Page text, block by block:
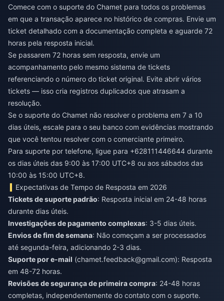
Comece com o suporte do Chamet para todos os problemas
em que a transação aparece no histórico de compras. Envie um
ticket detalhado com a documentação completa e aguarde 72
horas pela resposta inicial.
Se passarem 72 horas sem resposta, envie um
acompanhamento pelo mesmo sistema de tickets
referenciando o número do ticket original. Evite abrir vários
tickets — isso cria registros duplicados que atrasam a
resolução.
Se o suporte do Chamet não resolver o problema em 7 a 10
dias úteis, escale para o seu banco com evidências mostrando
que você tentou resolver com o comerciante primeiro.
Para suporte por telefone, ligue para +628111446644 durante
os dias úteis das 9:00 às 17:00 UTC+8 ou aos sábados das
10:00 às 15:00 UTC+8.
Expectativas de Tempo de Resposta em 2026
Tickets de suporte padrão: Resposta inicial em 24-48 horas
durante dias úteis.
Investigações de pagamento complexas: 3-5 dias úteis.
Envios de fim de semana: Não começam a ser processados
até segunda-feira, adicionando 2-3 dias.
Suporte por e-mail (chamet.feedback@gmail.com): Resposta
em 48-72 horas.
Revisões de segurança de primeira compra: 24-48 horas
completas, independentemente do contato com o suporte.